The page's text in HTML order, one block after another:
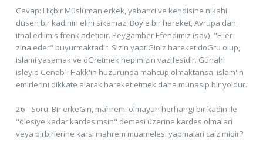
Cevap: Hiçbir Müslüman erkek, yabanci ve kendisine nikahi
düsen bir kadinin elini sikamaz. Böyle bir hareket, Avrupa'dan
ithal edilmis frenk adetidir. Peygamber Efendimiz (sav), "Eller
zina eder" buyurmaktadir. Sizin yaptiGiniz hareket doGru olup,
islami yasamak ve öGretmek hepimizin vazifesidir. Günahi
isleyip Cenab-i Hakk'in huzurunda mahcup olmaktansa. islam'in
emirlerini dikkate alarak hareket etmek daha münasip bir yoldur.
26 - Soru: Bir erkeGin, mahremi olmayan herhangi bir kadin ile
"ölesiye kadar kardesimsin" demesi üzerine kardes olmalari
veya birbirlerine karsi mahrem muamelesi yapmalari caiz midir?